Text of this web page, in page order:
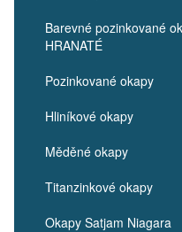
Barevné pozinkované
HRANATÉ
Pozinkované okapy
Hliníkové okapy
Měděné okapy
Titanzinkové okapy
Okapy Satjam Niagara